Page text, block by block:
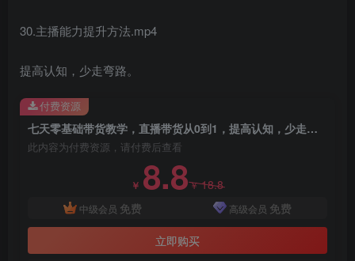
30.主播能力提升方法.mp4
提高认知，少走弯路。
七天零基础带货教学，直播带货从0到1，提高认知，少走弯路
此内容为付费资源，请付费后查看
￥ 8.8￥18.8
中级会员 免费 高级会员 免费
立即购买
付费资源